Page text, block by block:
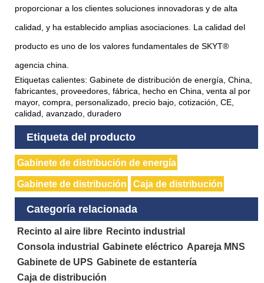
proporcionar a los clientes soluciones innovadoras y de alta
calidad, y ha establecido amplias asociaciones. La calidad del
producto es uno de los valores fundamentales de SKYT®
agencia china.
Etiquetas calientes: Gabinete de distribución de energía, China,
fabricantes, proveedores, fábrica, hecho en China, venta al por
mayor, compra, personalizado, precio bajo, cotización, CE,
calidad, avanzado, duradero
Etiqueta del producto
Gabinete de distribución de energía
Gabinete de distribución Caja de distribución
Categoría relacionada
Recinto al aire libre Recinto industrial
Consola industrial Gabinete eléctrico Apareja MNS
Gabinete de UPS Gabinete de estantería
Caja de distribución